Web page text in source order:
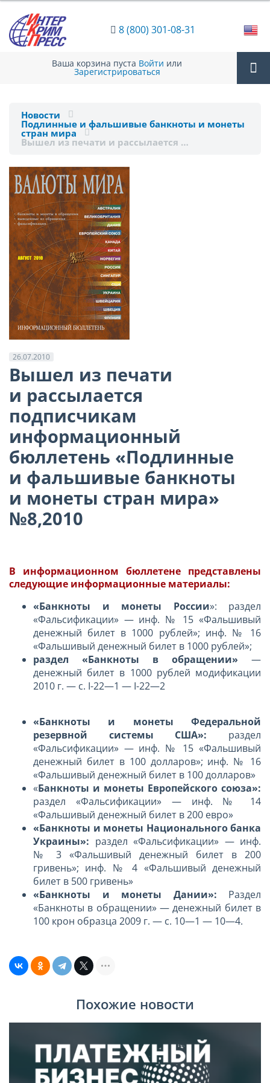
8 (800) 301-08-31
Ваша корзина пуста Войти или
Зарегистрироваться
Новости
Подлинные и фальшивые банкноты и монеты
стран мира
Вышел из печати и рассылается …
26.07.2010
Вышел из печати
и рассылается
подписчикам
информационный
бюллетень «Подлинные
и фальшивые банкноты
и монеты стран мира»
№8,2010
В информационном бюллетене представлены
следующие информационные материалы:
«Банкноты и монеты России»: раздел
«Фальсификации» — инф. № 15 «Фальшивый
денежный билет в 1000 рублей»; инф. № 16
«Фальшивый денежный билет в 1000 рублей»;
раздел «Банкноты в обращении» —
денежный билет в 1000 рублей модификации
2010 г. — с. I-22—1 — I-22—2
«Банкноты и монеты Федеральной
резервной системы США»: раздел
«Фальсификации» — инф. № 15 «Фальшивый
денежный билет в 100 долларов»; инф. № 16
«Фальшивый денежный билет в 100 долларов»
«Банкноты и монеты Европейского союза»:
раздел «Фальсификации» — инф. № 14
«Фальшивый денежный билет в 200 евро»
«Банкноты и монеты Национального банка
Украины»: раздел «Фальсификации» — инф.
№ 3 «Фальшивый денежный билет в 200
гривень»; инф. № 4 «Фальшивый денежный
билет в 500 гривень»
«Банкноты и монеты Дании»: Раздел
«Банкноты в обращении» — денежный билет в
100 крон образца 2009 г. — с. 10—1 — 10—4.
Похожие новости